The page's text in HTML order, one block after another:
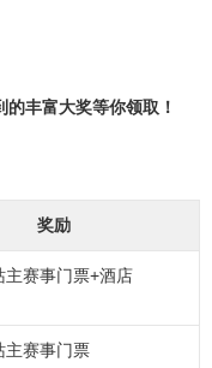
丰富大奖等你领取！
奖励
主赛事门票+酒店
主赛事门票